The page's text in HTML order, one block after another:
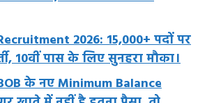
2026: 15,000+ पदों पर
10वीं पास के लिए सुनहरा मौका।
के नए Minimum Balance